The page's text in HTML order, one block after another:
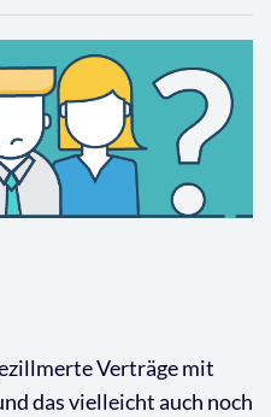
Verträge mit
das vielleicht auch noch